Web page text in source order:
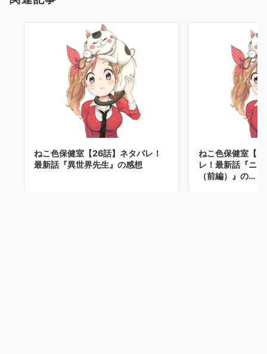
ねこ色保健室【26話】ネタバレ！
最新話『異世界先生』の感想
ねこ色保健室【
レ！最新話『ニ
（前編）』の…